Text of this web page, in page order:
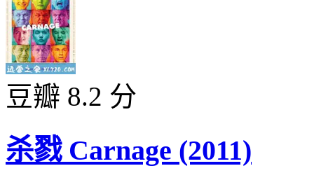
豆瓣 8.2 分
杀戮 Carnage (2011)